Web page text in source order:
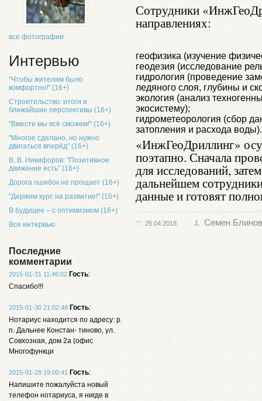
все фотографии
Интервью
"Чтобы жителям было
комфортно!" (16+)
Строительство: итоги и
ближайшие перспективы (16+)
"Вместе мы всё сможем!" (16+)
"Многое сделано, но нужно
двигаться вперёд" (16+)
В. В. Никифоров: "Позитивное
движение есть" (16+)
Дорога ошибок не прощает (16+)
"Держим курс на развитие!" (16+)
В будущее – с оптимизмом (16+)
Все интервью
Последние
комментарии
2015-01-31 11:46:02 Гость:
Спасибо!!!
2015-01-30 21:02:48 Гость:
Нотариус находится по адресу: р.
п. Дальнее Констан- тиново, ул.
Совхозная, дом 2а (офис
Многофункци
2015-01-28 19:00:41 Гость:
Напишите пожалуйста новый
телефон нотариуса, я нигде в
Сотрудники
направлениях:
геофизика (изучение
геодезия (исследование
гидрология (проведение
ледяного слоя, глубины и
экология (анализ
экосистему);
гидрометеорология (сбор
затопления и расхода воды).
«ИнжГеоДриллинг»
поэтапно. Сначала
для исследований,
дальнейшем
данные и готовят
25.04.2018 Семен Блинов